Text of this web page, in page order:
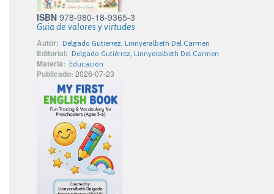
ISBN 978-980-18-9365-3
Guia de valores y virtudes
Autor: Delgado Gutierrez, Linnyeralbeth Del Carmen
Editorial: Delgado Gutiérrez, Linnyeralbeth Del Carmen
Materia: Educación
Publicado: 2026-07-23